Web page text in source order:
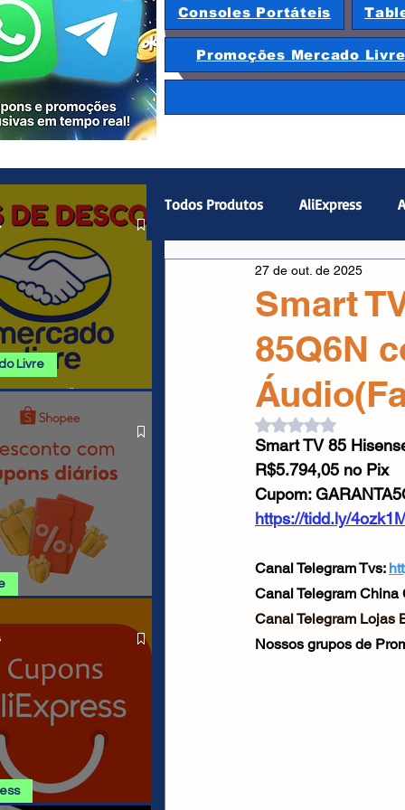
Consoles Portáteis
Promoções Mercado Livre
PROMOÇÕES
LIVRE
Livre
Todos Produtos AliExpress
Magazine Luiza Hardware
Gamepad Smartphones
Cabos USB Carregadores
Smart
85Q6N
27 de out. de 2025
Avaliado com NaN
Smart TV 85
R$5.794,05 no Pix
Cupom:
https://tidd.ly/
Canal Telegram Tvs:
Canal Telegram
Canal Telegram Lojas
Nossos grupos de